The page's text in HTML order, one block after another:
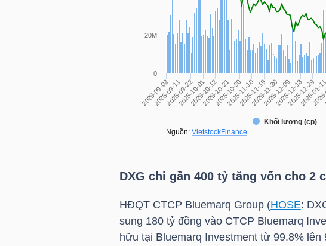
DXG chi gần 400 tỷ tăng vốn cho 2
HĐQT CTCP Bluemarq Group (HOSE:
sung 180 tỷ đồng vào CTCP Bluemarq
hữu tại Bluemarq Investment từ 99.8%